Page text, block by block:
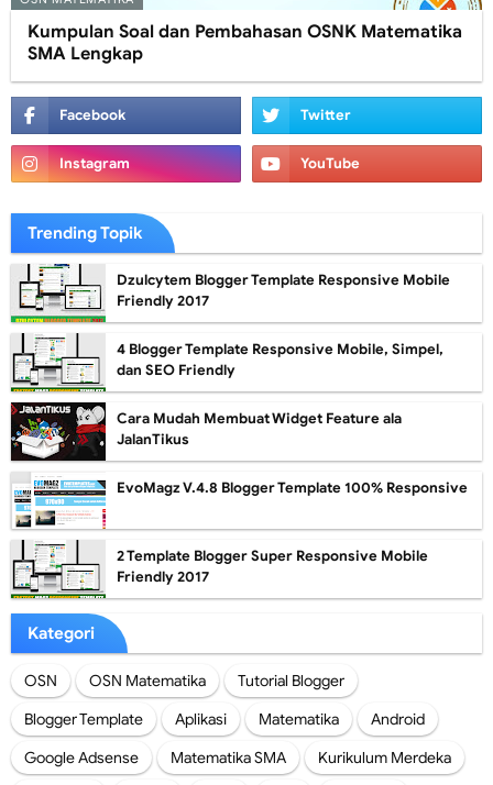
Kumpulan Soal dan Pembahasan OSNK Matematika
SMA Lengkap
Trending Topik
Dzulcytem Blogger Template Responsive Mobile
Friendly 2017
4 Blogger Template Responsive Mobile, Simpel,
dan SEO Friendly
Cara Mudah Membuat Widget Feature ala
JalanTikus
EvoMagz V.4.8 Blogger Template 100% Responsive
2 Template Blogger Super Responsive Mobile
Friendly 2017
Kategori
OSN OSN Matematika
Tutorial Blogger
Blogger Template
Aplikasi Matematika
Android
Google Adsense
Matematika SMA
Kurikulum Merdeka